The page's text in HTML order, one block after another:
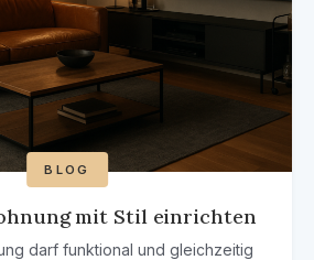
BLOG
mit Stil einrichten
darf funktional und gleichzeitig